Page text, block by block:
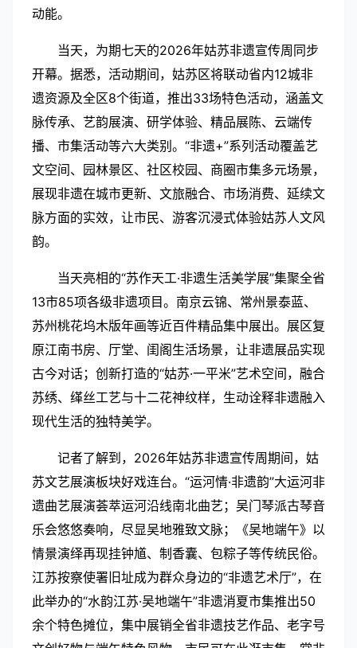
动能。
当天，为期七天的2026年姑苏非遗宣传周同步
开幕。据悉，活动期间，姑苏区将联动省内12城非
遗资源及全区8个街道，推出33场特色活动，涵盖文
脉传承、艺韵展演、研学体验、精品展陈、云端传
播、市集活动等六大类别。“非遗+”系列活动覆盖艺
文空间、园林景区、社区校园、商圈市集多元场景，
展现非遗在城市更新、文旅融合、市场消费、延续文
脉方面的实效，让市民、游客沉浸式体验姑苏人文风
韵。
当天亮相的“苏作天工·非遗生活美学展”集聚全省
13市85项各级非遗项目。南京云锦、常州景泰蓝、
苏州桃花坞木版年画等近百件精品集中展出。展区复
原江南书房、厅堂、闺阁生活场景，让非遗展品实现
古今对话；创新打造的“姑苏·一平米”艺术空间，融合
苏绣、缂丝工艺与十二花神纹样，生动诠释非遗融入
现代生活的独特美学。
记者了解到，2026年姑苏非遗宣传周期间，姑
苏文艺展演板块好戏连台。“运河情·非遗韵”大运河非
遗曲艺展演荟萃运河沿线南北曲艺；吴门琴派古琴音
乐会悠悠奏响，尽显吴地雅致文脉；《吴地端午》以
情景演绎再现挂钟馗、制香囊、包粽子等传统民俗。
江苏按察使署旧址成为群众身边的“非遗艺术厅”，在
此举办的“水韵江苏·吴地端午”非遗消夏市集推出50
余个特色摊位，集中展销全省非遗技艺作品、老字号